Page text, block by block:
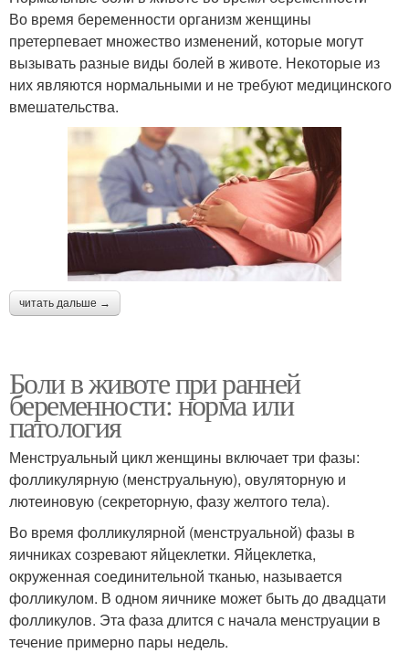
Во время беременности организм женщины
претерпевает множество изменений, которые могут
вызывать разные виды болей в животе. Некоторые из
них являются нормальными и не требуют медицинского
вмешательства.
читать дальше →
Боли в животе при ранней
беременности: норма или
патология
Менструальный цикл женщины включает три фазы:
фолликулярную (менструальную), овуляторную и
лютеиновую (секреторную, фазу желтого тела).
Во время фолликулярной (менструальной) фазы в
яичниках созревают яйцеклетки. Яйцеклетка,
окруженная соединительной тканью, называется
фолликулом. В одном яичнике может быть до двадцати
фолликулов. Эта фаза длится с начала менструации в
течение примерно пары недель.